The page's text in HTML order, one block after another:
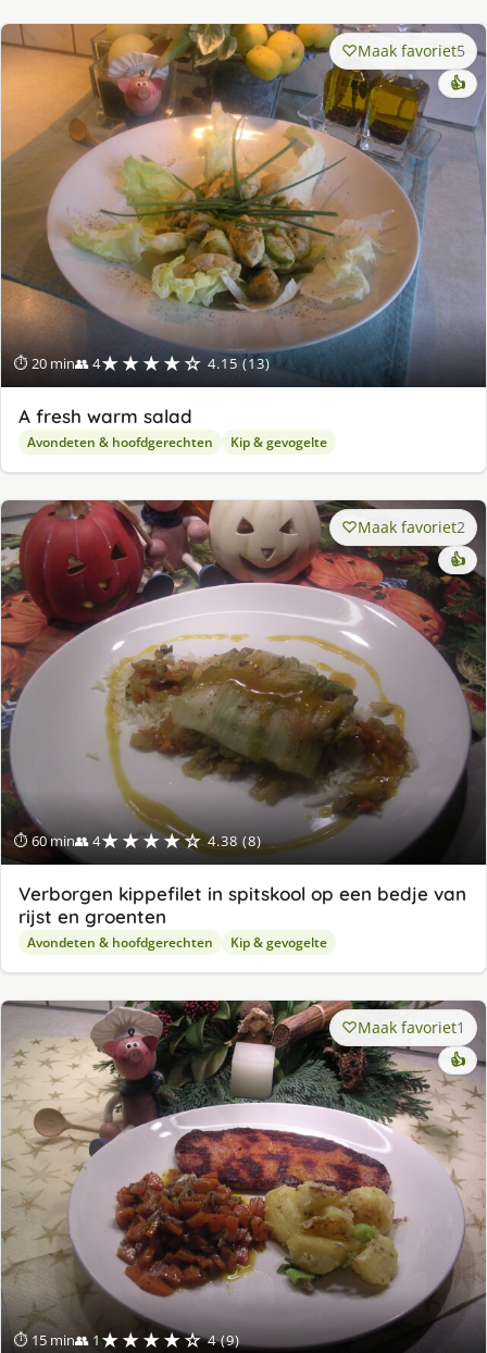
⏱ 20 min👥 4★★★★☆ 4.15 (13)
Maak favoriet5
👍
A fresh warm salad
Avondeten & hoofdgerechten Kip & gevogelte
⏱ 60 min👥 4★★★★☆ 4.38 (8)
Maak favoriet2
👍
Verborgen kippefilet in spitskool op een bedje van
rijst en groenten
Avondeten & hoofdgerechten Kip & gevogelte
⏱ 15 min👥 1 ★★★★☆ 4 (9)
Maak favoriet1
👍